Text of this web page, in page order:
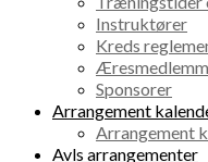
Instruktører
Kreds
Sponsorer
Arrangement
Arrangement
Avls arrangementer